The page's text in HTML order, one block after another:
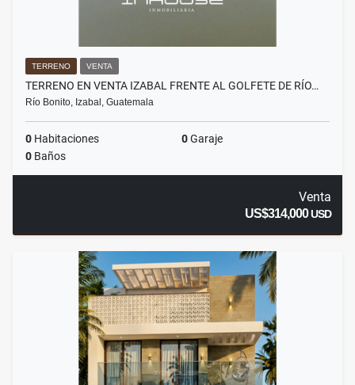
TERRENO VENTA
TERRENO EN VENTA IZABAL FRENTE AL GOLFETE DE RÍO…
Río Bonito, Izabal, Guatemala
0 Habitaciones 0Garaje
0 Baños
Venta
US$314,000USD